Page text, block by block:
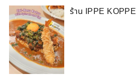
ร้าน IPPE KOPPE